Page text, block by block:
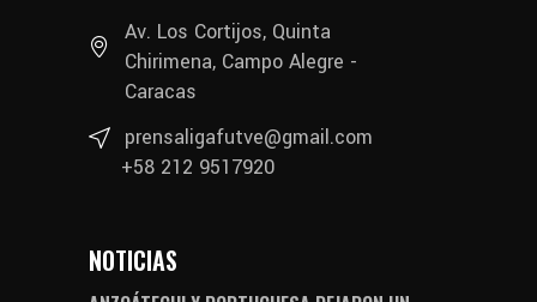
Av. Los Cortijos, Quinta
Chirimena, Campo Alegre -
Caracas
prensaligafutve@gmail.com
+58 212 9517920
NOTICIAS